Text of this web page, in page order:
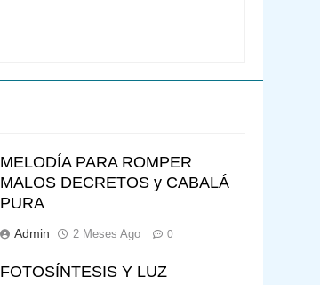
MELODÍA PARA ROMPER
MALOS DECRETOS y CABALÁ
PURA
Admin 2 Meses Ago 0
FOTOSÍNTESIS Y LUZ